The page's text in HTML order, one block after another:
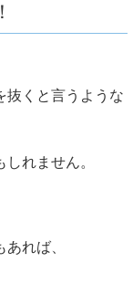
抜くと言うような
れません。
れば、